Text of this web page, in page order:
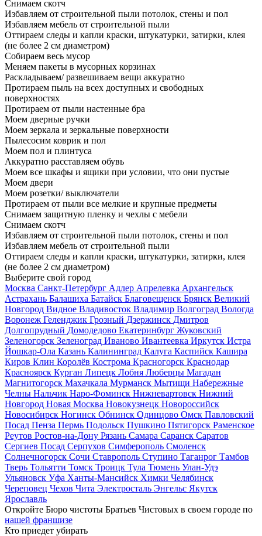
Снимаем скотч
Избавляем от строительной пыли потолок, стены и пол
Избавляем мебель от строительной пыли
Оттираем следы и капли краски, штукатурки, затирки, клея
(не более 2 см диаметром)
Собираем весь мусор
Меняем пакеты в мусорных корзинах
Раскладываем/ развешиваем вещи аккуратно
Протираем пыль на всех доступных и свободных
поверхностях
Протираем от пыли настенные бра
Моем дверные ручки
Моем зеркала и зеркальные поверхности
Пылесосим коврик и пол
Моем пол и плинтуса
Аккуратно расставляем обувь
Моем все шкафы и ящики при условии, что они пустые
Моем двери
Моем розетки/ выключатели
Протираем от пыли все мелкие и крупные предметы
Снимаем защитную пленку и чехлы с мебели
Снимаем скотч
Избавляем от строительной пыли потолок, стены и пол
Избавляем мебель от строительной пыли
Оттираем следы и капли краски, штукатурки, затирки, клея
(не более 2 см диаметром)
Выберите свой город
Москва Санкт-Петербург Адлер Апрелевка Архангельск
Астрахань Балашиха Батайск Благовещенск Брянск Великий
Новгород Видное Владивосток Владимир Волгоград Вологда
Воронеж Геленджик Грозный Дзержинск Дмитров
Долгопрудный Домодедово Екатеринбург Жуковский
Зеленогорск Зеленоград Иваново Ивантеевка Иркутск Истра
Йошкар-Ола Казань Калининград Калуга Каспийск Кашира
Киров Клин Королёв Кострома Красногорск Краснодар
Красноярск Курган Липецк Лобня Люберцы Магадан
Магнитогорск Махачкала Мурманск Мытищи Набережные
Челны Нальчик Наро-Фоминск Нижневартовск Нижний
Новгород Новая Москва Новокузнецк Новороссийск
Новосибирск Ногинск Обнинск Одинцово Омск Павловский
Посад Пенза Пермь Подольск Пушкино Пятигорск Раменское
Реутов Ростов-на-Дону Рязань Самара Саранск Саратов
Сергиев Посад Серпухов Симферополь Смоленск
Солнечногорск Сочи Ставрополь Ступино Таганрог Тамбов
Тверь Тольятти Томск Троицк Тула Тюмень Улан-Удэ
Ульяновск Уфа Ханты-Мансийск Химки Челябинск
Череповец Чехов Чита Электросталь Энгельс Якутск
Ярославль
Откройте Бюро чистоты Братьев Чистовых в своем городе по
нашей франшизе
Кто приедет убирать